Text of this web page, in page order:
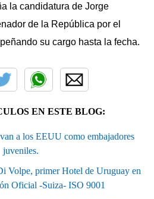
la candidatura de Jorge
de la República por el
su cargo hasta la fecha.
EN ESTE BLOG:
a los EEUU como embajadores
juveniles.
Volpe, primer Hotel de Uruguay en
Oficial -Suiza- ISO 9001